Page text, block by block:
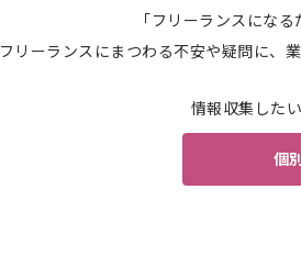
「フリーランスにな
フリーランスにまつわる不安や疑問に、
情報収集した
個